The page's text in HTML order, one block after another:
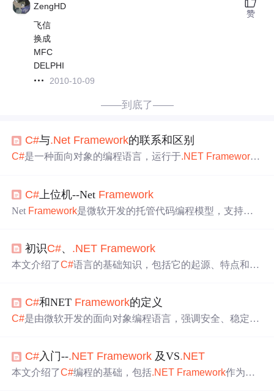
ZengHD
飞信
换成
MFC
DELPHI
2010-10-09
赞
——到底了——
C#与.Net Framework的联系和区别
C#是一种面向对象的编程语言，运行于.NET Framework
性。与此同时，.NET Framework
提供了托管代码编程模型和丰富的API。两者的关系在
C# 上位机--Net Framework
Net Framework是微软开发的托管代码编程模型，支持多
加泛型、LINQ等特性。开发需注意安装对应版本，不同版
本可能不兼容。
初识C#、 .NET Framework
本文介绍了C#语言的基础知识，包括它的起源、特点和与
时，文章阐述了C#在ASP.NETWebForm中的应用，用于
开发Web应用程序。通过实例，展示了如何创建第一个We
基本概念，如命名空间、语句结束、注释和标识符。
C#和NET Framework的定义
C#是由微软开发的面向对象编程语言，强调安全、稳定和
执行环境，提供跨语言的统一编程环境。C#在
ework上运行，支持跨平台，广泛用于开发各种应用程序
C#入门--.NET Framework 及VS.NET
本文介绍了C#编程的基础，包括.NET Framework作为一